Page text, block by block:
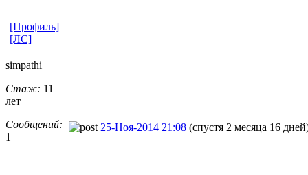
[Профиль]
[ЛС]
simpathi
Стаж: 11
лет
Сообщений:
1
25-Ноя-2014 21:08 (спустя 2 месяца 16